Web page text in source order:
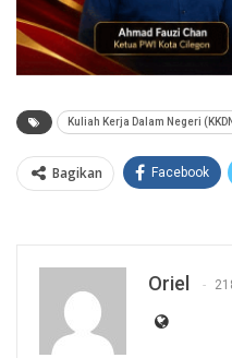
Kuliah Kerja Dalam Negeri
Bagikan Facebook
Oriel